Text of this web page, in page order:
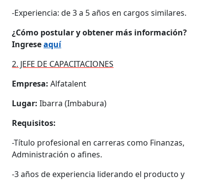
-Experiencia: de 3 a 5 años en cargos similares.
¿Cómo postular y obtener más información?
Ingreseaquí
2. JEFE DE CAPACITACIONES
Empresa: Alfatalent
Lugar:Ibarra (Imbabura)
Requisitos:
-Título profesional en carreras como Finanzas,
Administración o afines.
-3 años de experiencia liderando el producto y